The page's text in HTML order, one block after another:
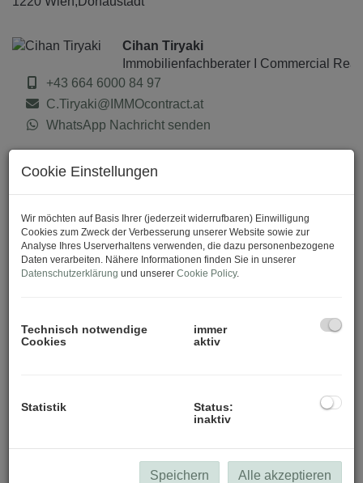
Cihan Tiryaki
Immobilienfachberater I Commercial
+43 664 6000 84 97
C.Tiryaki@IMMOcontract.at
WhatsApp Nachricht senden
Cookie Einstellungen
Wir möchten auf Basis Ihrer (jederzeit widerrufbaren) Einwilligung
Cookies zum Zweck der Verbesserung unserer Website sowie zur
Analyse Ihres Userverhaltens verwenden, die dazu personenbezogene
Daten verarbeiten. Nähere Informationen finden Sie in unserer
Datenschutzerklärung und unserer Cookie Policy.
Technisch notwendige
Cookies
immer
aktiv
Statistik
Status:
inaktiv
Speichern Alle akzeptieren